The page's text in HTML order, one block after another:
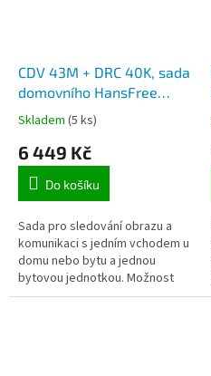
CDV 43M + DRC 40K, sada
domovního HansFree
videotelefonu pro 1
účastníka, LCD monitor s
11cm úhlopříčkou
Skladem (5 ks)
6 449 Kč
Do košíku
Sada pro sledování obrazu a
komunikaci s jedním vchodem u
domu nebo bytu a jednou
bytovou jednotkou. Možnost
rozšíření o další venkovní stanici